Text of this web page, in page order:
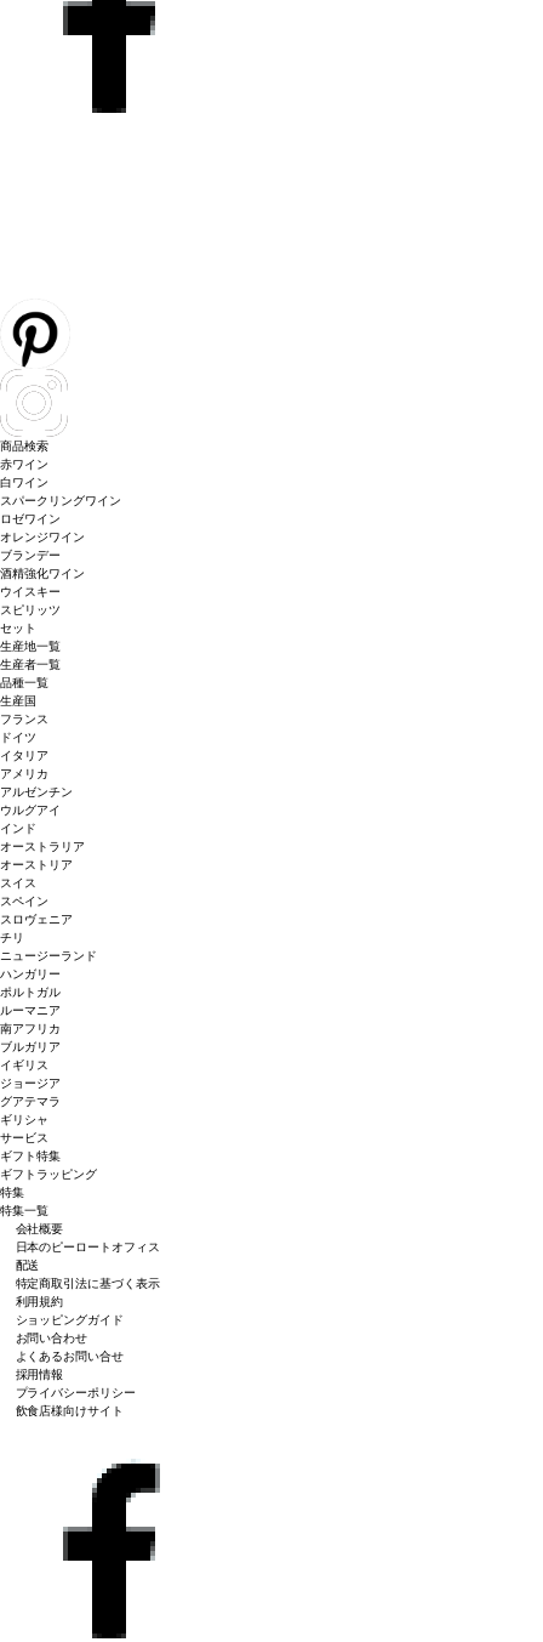
商品検索
赤ワイン
白ワイン
スパークリングワイン
ロゼワイン
オレンジワイン
ブランデー
酒精強化ワイン
ウイスキー
スピリッツ
セット
生産地一覧
生産者一覧
品種一覧
生産国
フランス
ドイツ
イタリア
アメリカ
アルゼンチン
ウルグアイ
インド
オーストラリア
オーストリア
スイス
スペイン
スロヴェニア
チリ
ニュージーランド
ハンガリー
ポルトガル
ルーマニア
南アフリカ
ブルガリア
イギリス
ジョージア
グアテマラ
ギリシャ
サービス
ギフト特集
ギフトラッピング
特集
特集一覧
会社概要
日本のピーロートオフィス
配送
特定商取引法に基づく表示
利用規約
ショッピングガイド
お問い合わせ
よくあるお問い合せ
採用情報
プライバシーポリシー
飲食店様向けサイト